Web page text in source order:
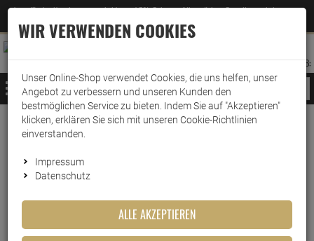
Jetzt für den Newsletter entscheiden und 5% Rabatt auf Ihre nächste Bestellung erhalten
–Zum Newsletter
ANMELDEN
AUFKLAPPEN
MERKZETTEL
WARENKORB:
MENÜ
Echte
EINLOGGEN UND BEWERTUNG SCHREIBEN
WIR VERWENDEN COOKIES
Unser Online-Shop verwendet Cookies, die uns helfen, unser
Angebot zu verbessern und unseren Kunden den
bestmöglichen Service zu bieten. Indem Sie auf "Akzeptieren"
klicken, erklären Sie sich mit unseren Cookie-Richtlinien
einverstanden.
Impressum
Datenschutz
ALLE AKZEPTIEREN